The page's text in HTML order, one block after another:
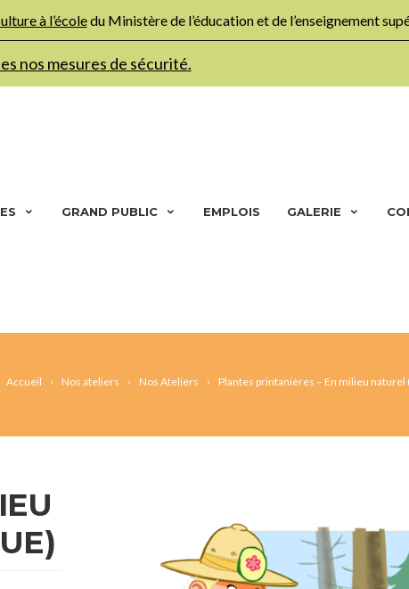
à l’écoledu Ministère de l’éducation et de l’enseignement
nos mesures de sécurité.
GRAND PUBLIC EMPLOIS GALERIE
Accueil Nos ateliers Nos Ateliers Plantes printanières – En milieu